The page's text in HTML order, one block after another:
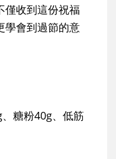
僅收到這份祝福
學會到過節的意
糖粉40g、低筋